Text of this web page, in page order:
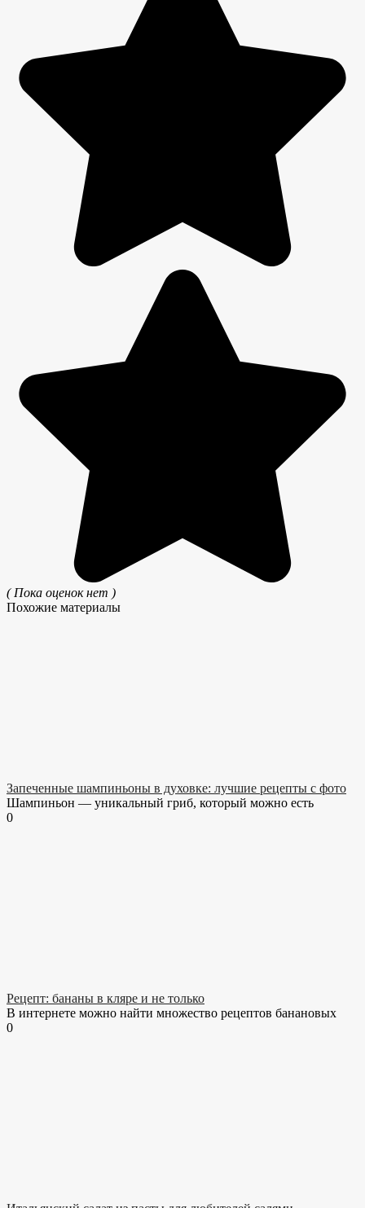
( Пока оценок нет )
Похожие материалы
Запеченные шампиньоны в духовке: лучшие рецепты с фото
Шампиньон — уникальный гриб, который можно есть
0
Рецепт: бананы в кляре и не только
В интернете можно найти множество рецептов банановых
0